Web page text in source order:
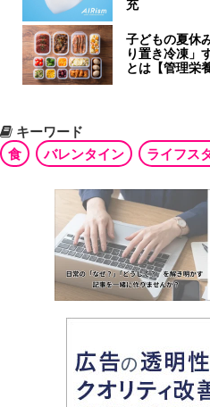
充
子どもの夏休
り置き冷凍」
とは【管理栄
キーワード
食
バレンタイン ライフス